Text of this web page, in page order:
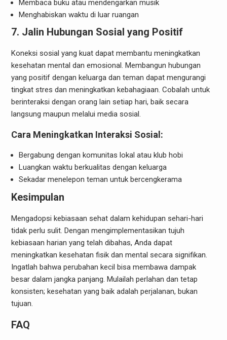
Membaca buku atau mendengarkan musik
Menghabiskan waktu di luar ruangan
7. Jalin Hubungan Sosial yang Positif
Koneksi sosial yang kuat dapat membantu meningkatkan
kesehatan mental dan emosional. Membangun hubungan
yang positif dengan keluarga dan teman dapat mengurangi
tingkat stres dan meningkatkan kebahagiaan. Cobalah untuk
berinteraksi dengan orang lain setiap hari, baik secara
langsung maupun melalui media sosial.
Cara Meningkatkan Interaksi Sosial:
Bergabung dengan komunitas lokal atau klub hobi
Luangkan waktu berkualitas dengan keluarga
Sekadar menelepon teman untuk bercengkerama
Kesimpulan
Mengadopsi kebiasaan sehat dalam kehidupan sehari-hari
tidak perlu sulit. Dengan mengimplementasikan tujuh
kebiasaan harian yang telah dibahas, Anda dapat
meningkatkan kesehatan fisik dan mental secara signifikan.
Ingatlah bahwa perubahan kecil bisa membawa dampak
besar dalam jangka panjang. Mulailah perlahan dan tetap
konsisten; kesehatan yang baik adalah perjalanan, bukan
tujuan.
FAQ